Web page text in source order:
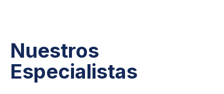
Nuestros
Especialistas